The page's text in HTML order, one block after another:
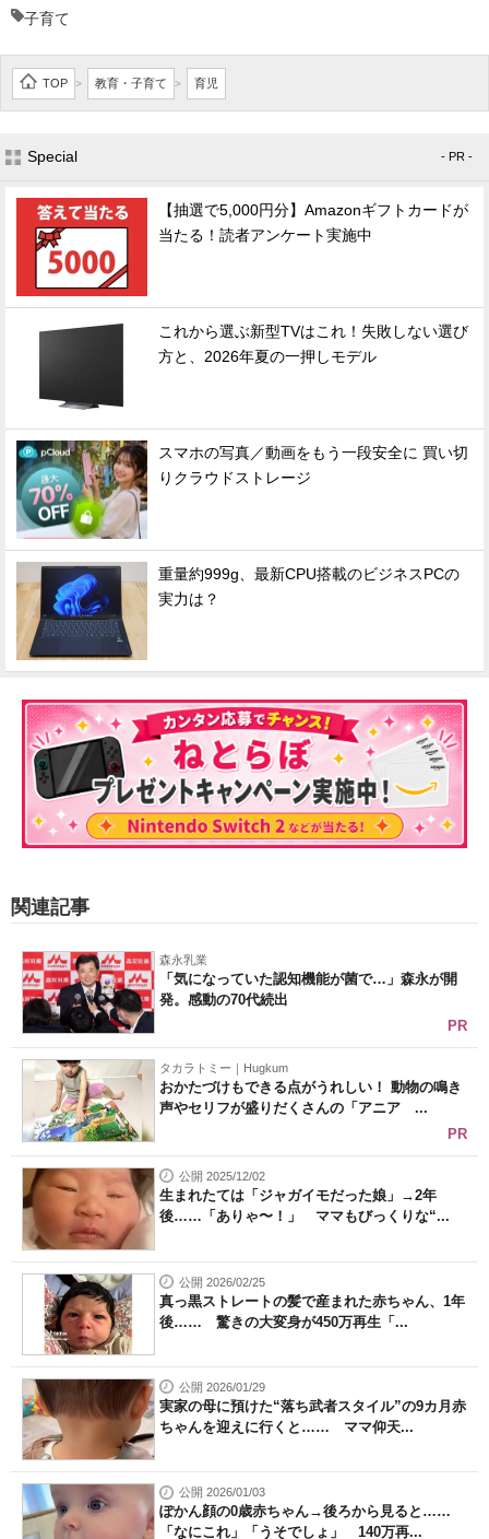
子育て
TOP > 教育・子育て > 育児
Special - PR -
【抽選で5,000円分】Amazonギフトカードが
当たる！読者アンケート実施中
これから選ぶ新型TVはこれ！失敗しない選び
方と、2026年夏の一押しモデル
スマホの写真／動画をもう一段安全に 買い切
りクラウドストレージ
重量約999g、最新CPU搭載のビジネスPCの
実力は？
関連記事
森永乳業
「気になっていた認知機能が菌で…」森永が開
発。感動の70代続出
PR
タカラトミー｜Hugkum
おかたづけもできる点がうれしい！ 動物の鳴き
声やセリフが盛りだくさんの「アニア ...
PR
公開 2025/12/02
生まれたては「ジャガイモだった娘」→2年
後……「ありゃ〜！」 ママもびっくりな“...
公開 2026/02/25
真っ黒ストレートの髪で産まれた赤ちゃん、1年
後…… 驚きの大変身が450万再生「...
公開 2026/01/29
実家の母に預けた“落ち武者スタイル”の9カ月赤
ちゃんを迎えに行くと…… ママ仰天...
公開 2026/01/03
ぽかん顔の0歳赤ちゃん→後ろから見ると……
「なにこれ」「うそでしょ」 140万再...